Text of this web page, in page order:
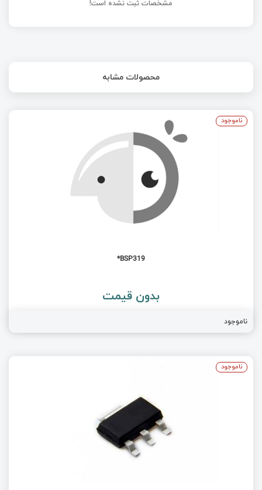
مشخصات ثبت نشده است!
محصولات مشابه
BSP319*
بدون قیمت
ناموجود
ناموجود
ناموجود